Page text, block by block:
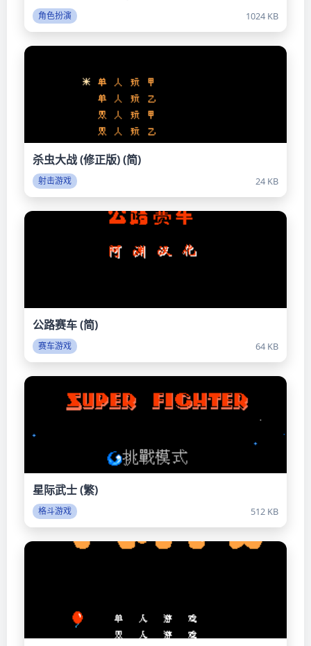
角色扮演 1024 KB
杀虫大战 (修正版) (简)
射击游戏 24 KB
公路赛车 (简)
赛车游戏 64 KB
星际武士 (繁)
格斗游戏 512 KB